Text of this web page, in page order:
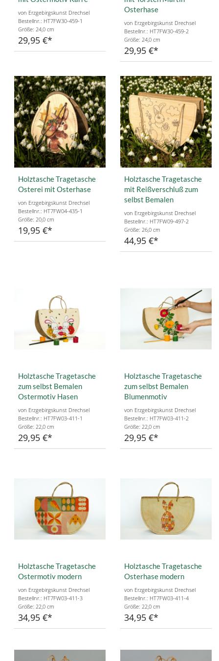
von Erzgebirgskunst Drechsel
Bestellnr.: HT7FW30-459-1
Größe: 24,0 cm
29,95 €
Osterhase
von Erzgebirgskunst Drechsel
Bestellnr.: HT7FW30-459-2
Größe: 24,0 cm
29,95 €
Holztasche Tragetasche
Osterei mit Osterhase
von Erzgebirgskunst Drechsel
Bestellnr.: HT7FW04-435-1
Größe: 20,0 cm
19,95 €
Holztasche Tragetasche
mit Reißverschluß zum
selbst Bemalen
von Erzgebirgskunst Drechsel
Bestellnr.: HT7FW09-497-2
Größe: 26,0 cm
44,95 €
Holztasche Tragetasche
zum selbst Bemalen
Ostermotiv Hasen
von Erzgebirgskunst Drechsel
Bestellnr.: HT7FW03-411-1
Größe: 22,0 cm
29,95 €
Holztasche Tragetasche
zum selbst Bemalen
Blumenmotiv
von Erzgebirgskunst Drechsel
Bestellnr.: HT7FW03-411-2
Größe: 22,0 cm
29,95 €
Holztasche Tragetasche
Ostermotiv modern
von Erzgebirgskunst Drechsel
Bestellnr.: HT7FW03-411-3
Größe: 22,0 cm
34,95 €
Holztasche Tragetasche
Osterhase modern
von Erzgebirgskunst Drechsel
Bestellnr.: HT7FW03-411-4
Größe: 22,0 cm
34,95 €